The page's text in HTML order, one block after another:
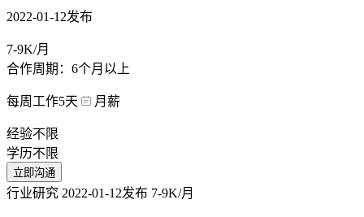
2022-01-12发布
7-9K/月
合作周期：6个月以上
每周工作5天 月薪
经验不限
学历不限
立即沟通
行业研究 2022-01-12发布 7-9K/月